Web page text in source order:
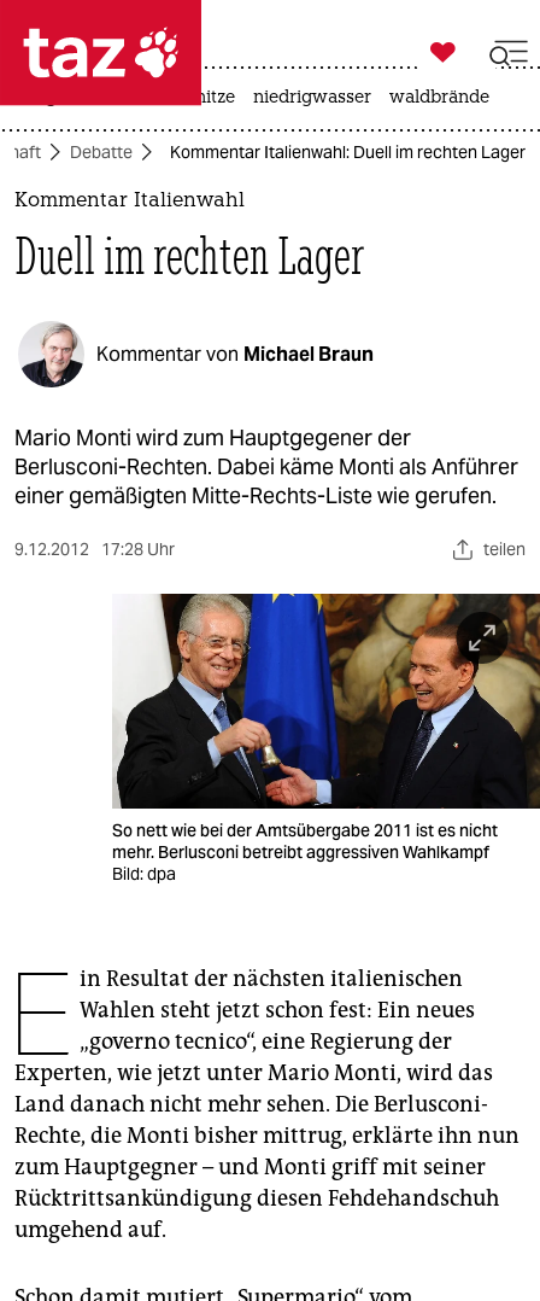
 taz zahl ich
taz zahl ich
politik
öko
gesellschaft
kultur
sport
berlin
veranstaltungen
genossenschaft
epaper login

taz zahl ich
hitze niedrigwasser waldbrände
Debatte Kommentar Italienwahl: Duell im rechten Lager
Kommentar Italienwahl
Duell im rechten Lager
Kommentar von Michael Braun
Mario Monti wird zum Hauptgegener der
Berlusconi-Rechten. Dabei käme Monti als Anführer
einer gemäßigten Mitte-Rechts-Liste wie gerufen.
9.12.2012 17:28 Uhr teilen
So nett wie bei der Amtsübergabe 2011 ist es nicht
mehr. Berlusconi betreibt aggressiven Wahlkampf
Bild: dpa
E in Resultat der nächsten italienischen
Wahlen steht jetzt schon fest: Ein neues
„governo tecnico“, eine Regierung der
Experten, wie jetzt unter Mario Monti, wird das
Land danach nicht mehr sehen. Die Berlusconi-
Rechte, die Monti bisher mittrug, erklärte ihn nun
zum Hauptgegner – und Monti griff mit seiner
Rücktrittsankündigung diesen Fehdehandschuh
umgehend auf.